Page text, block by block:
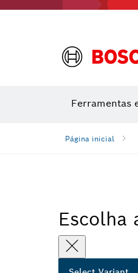
Ferramentas
Página inicial
Escolha